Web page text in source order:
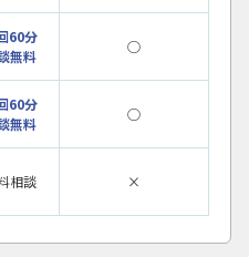
60分
無料
◯
60分
無料
◯
相談 ×